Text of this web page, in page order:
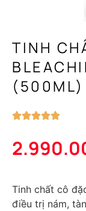
TINH
(500ML)
Tinh chất cô
điều trị nám, tàn